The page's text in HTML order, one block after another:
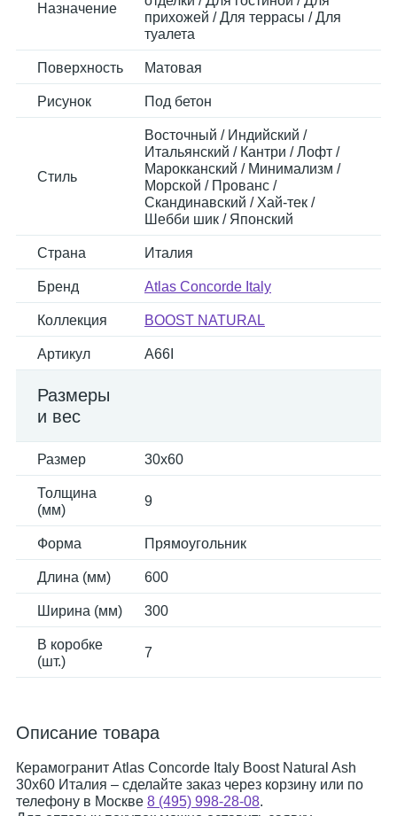
Назначение
прихожей / Для террасы / Для
туалета
Поверхность Матовая
Рисунок Под бетон
Стиль
Восточный / Индийский /
Итальянский / Кантри / Лофт /
Марокканский / Минимализм /
Морской / Прованс /
Скандинавский / Хай-тек /
Шебби шик / Японский
Страна Италия
Бренд Atlas Concorde Italy
Коллекция BOOST NATURAL
Артикул A66I
Размеры
и вес
Размер 30x60
Толщина
(мм)
9
Форма Прямоугольник
Длина (мм) 600
Ширина (мм) 300
В коробке
(шт.)
7
Описание товара
Керамогранит Atlas Concorde Italy Boost Natural Ash
30x60 Италия – сделайте заказ через корзину или по
телефону в Москве 8 (495) 998-28-08.